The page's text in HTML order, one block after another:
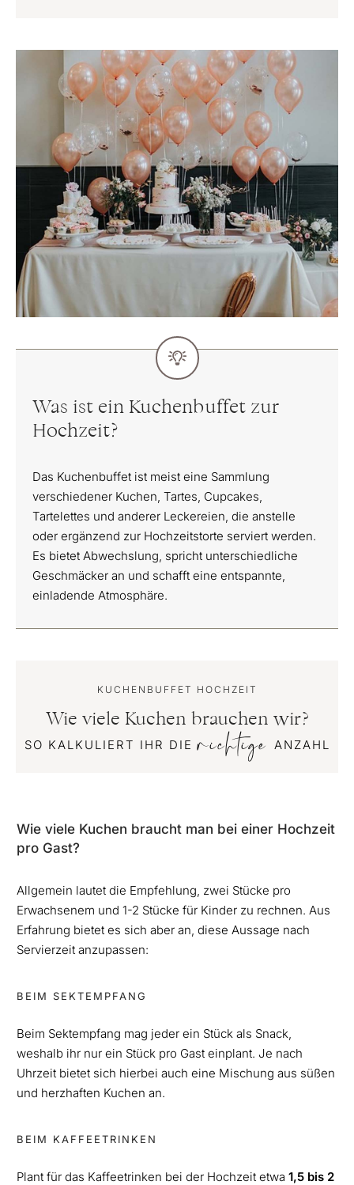
Was ist ein Kuchenbuffet zur
Hochzeit?
Das Kuchenbuffet ist meist eine Sammlung
verschiedener Kuchen, Tartes, Cupcakes,
Tartelettes und anderer Leckereien, die anstelle
oder ergänzend zur Hochzeitstorte serviert werden.
Es bietet Abwechslung, spricht unterschiedliche
Geschmäcker an und schafft eine entspannte,
einladende Atmosphäre.
KUCHENBUFFET HOCHZEIT
Wie viele Kuchen brauchen wir?
SO KALKULIERT IHR DIErichtige ANZAHL
Wie viele Kuchen braucht man bei einer Hochzeit
pro Gast?
Allgemein lautet die Empfehlung, zwei Stücke pro
Erwachsenem und 1-2 Stücke für Kinder zu rechnen. Aus
Erfahrung bietet es sich aber an, diese Aussage nach
Servierzeit anzupassen:
BEIM SEKTEMPFANG
Beim Sektempfang mag jeder ein Stück als Snack,
weshalb ihr nur ein Stück pro Gast einplant. Je nach
Uhrzeit bietet sich hierbei auch eine Mischung aus süßen
und herzhaften Kuchen an.
BEIM KAFFEETRINKEN
Plant für das Kaffeetrinken bei der Hochzeit etwa 1,5 bis 2